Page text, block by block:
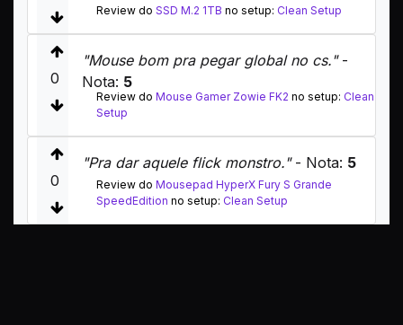
Review do SSD M.2 1TB no setup: Clean Setup
0
"Mouse bom pra pegar global no cs."-
Nota: 5
Review do Mouse Gamer Zowie FK2 no setup: Clean
Setup
0
"Pra dar aquele flick monstro."- Nota: 5
Review do Mousepad HyperX Fury S Grande
SpeedEdition no setup: Clean Setup